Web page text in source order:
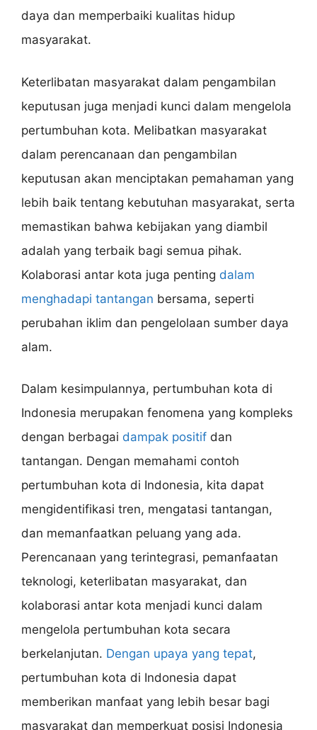
daya dan memperbaiki kualitas hidup
masyarakat.
Keterlibatan masyarakat dalam pengambilan
keputusan juga menjadi kunci dalam mengelola
pertumbuhan kota. Melibatkan masyarakat
dalam perencanaan dan pengambilan
keputusan akan menciptakan pemahaman yang
lebih baik tentang kebutuhan masyarakat, serta
memastikan bahwa kebijakan yang diambil
adalah yang terbaik bagi semua pihak.
Kolaborasi antar kota juga penting dalam
menghadapi tantangan bersama, seperti
perubahan iklim dan pengelolaan sumber daya
alam.
Dalam kesimpulannya, pertumbuhan kota di
Indonesia merupakan fenomena yang kompleks
dengan berbagai dampak positif dan
tantangan. Dengan memahami contoh
pertumbuhan kota di Indonesia, kita dapat
mengidentifikasi tren, mengatasi tantangan,
dan memanfaatkan peluang yang ada.
Perencanaan yang terintegrasi, pemanfaatan
teknologi, keterlibatan masyarakat, dan
kolaborasi antar kota menjadi kunci dalam
mengelola pertumbuhan kota secara
berkelanjutan. Dengan upaya yang tepat,
pertumbuhan kota di Indonesia dapat
memberikan manfaat yang lebih besar bagi
masyarakat dan memperkuat posisi Indonesia